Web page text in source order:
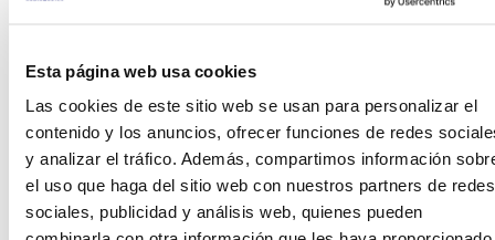
Esta página web usa cookies
Las cookies de este sitio web se usan para personalizar el
contenido y los anuncios, ofrecer funciones de redes
y analizar el tráfico. Además, compartimos información
el uso que haga del sitio web con nuestros partners de redes
sociales, publicidad y análisis web, quienes pueden
FICHA TÉCNICA Y DIMENSIONES
Madera con varillas de acero
Café